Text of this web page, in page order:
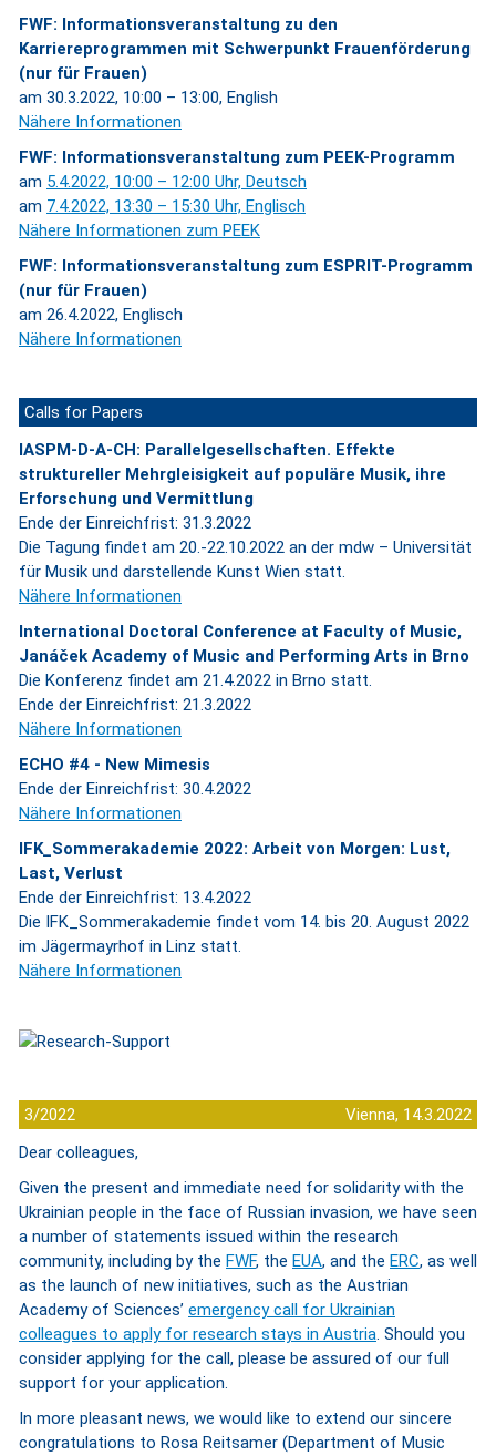
FWF: Informationsveranstaltung zu den
Karriereprogrammen mit Schwerpunkt Frauenförderung
(nur für Frauen)
am 30.3.2022, 10:00 – 13:00, English
Nähere Informationen
FWF: Informationsveranstaltung zum PEEK-Programm
am 5.4.2022, 10:00 – 12:00 Uhr, Deutsch
am 7.4.2022, 13:30 – 15:30 Uhr, Englisch
Nähere Informationen zum PEEK
FWF: Informationsveranstaltung zum ESPRIT-Programm
(nur für Frauen)
am 26.4.2022, Englisch
Nähere Informationen
Calls for Papers
IASPM-D-A-CH: Parallelgesellschaften. Effekte
struktureller Mehrgleisigkeit auf populäre Musik, ihre
Erforschung und Vermittlung
Ende der Einreichfrist: 31.3.2022
Die Tagung findet am 20.-22.10.2022 an der mdw – Universität
für Musik und darstellende Kunst Wien statt.
Nähere Informationen
International Doctoral Conference at Faculty of Music,
Janáček Academy of Music and Performing Arts in Brno
Die Konferenz findet am 21.4.2022 in Brno statt.
Ende der Einreichfrist: 21.3.2022
Nähere Informationen
ECHO #4 - New Mimesis
Ende der Einreichfrist: 30.4.2022
Nähere Informationen
IFK_Sommerakademie 2022: Arbeit von Morgen: Lust,
Last, Verlust
Ende der Einreichfrist: 13.4.2022
Die IFK_Sommerakademie findet vom 14. bis 20. August 2022
im Jägermayrhof in Linz statt.
Nähere Informationen
3/2022
Vienna, 14.3.2022
Dear colleagues,
Given the present and immediate need for solidarity with the
Ukrainian people in the face of Russian invasion, we have seen
a number of statements issued within the research
community, including by the FWF, the EUA, and the ERC, as well
as the launch of new initiatives, such as the Austrian
Academy of Sciences’ emergency call for Ukrainian
colleagues to apply for research stays in Austria. Should you
consider applying for the call, please be assured of our full
support for your application.
In more pleasant news, we would like to extend our sincere
congratulations to Rosa Reitsamer (Department of Music